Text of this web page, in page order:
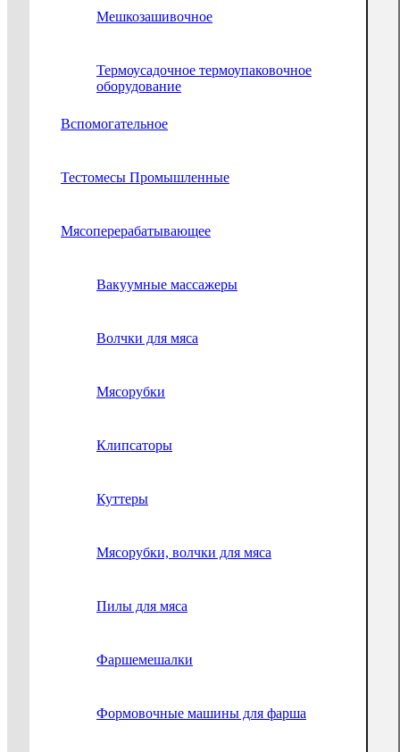
Мешкозашивочное
Термоусадочное термоупаковочное
оборудование
Вспомогательное
Тестомесы Промышленные
Мясоперерабатывающее
Вакуумные массажеры
Волчки для мяса
Мясорубки
Клипсаторы
Куттеры
Мясорубки, волчки для мяса
Пилы для мяса
Фаршемешалки
Формовочные машины для фарша